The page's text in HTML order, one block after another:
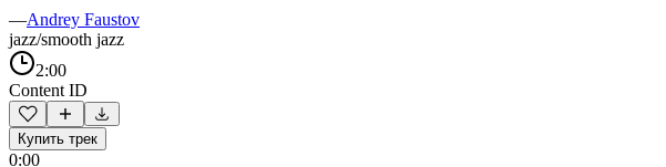
—Andrey Faustov
jazz/smooth jazz
2:00
Content ID
Купить трек
0:00